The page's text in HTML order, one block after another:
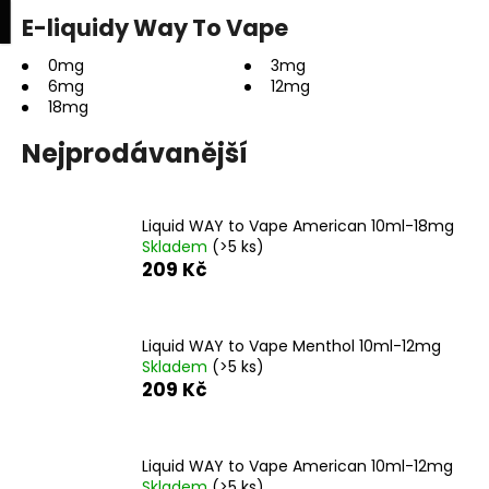
Přejít
na
obsah
E-liquidy Way To Vape
0mg
3mg
6mg
12mg
18mg
Nejprodávanější
Liquid WAY to Vape American 10ml-18mg
Skladem (>5 ks)
209 Kč
Liquid WAY to Vape Menthol 10ml-12mg
Skladem (>5 ks)
209 Kč
Liquid WAY to Vape American 10ml-12mg
o
C
o